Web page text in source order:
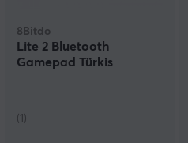
8Bitdo
Lite 2 Bluetooth
Gamepad Türkis
(1)